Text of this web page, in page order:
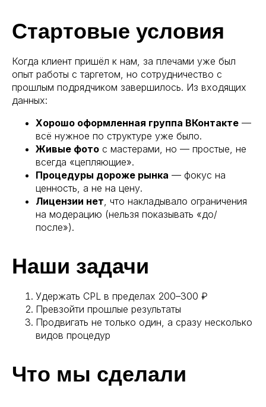
Стартовые условия
Когда клиент пришёл к нам, за плечами уже был
опыт работы с таргетом, но сотрудничество с
прошлым подрядчиком завершилось. Из входящих
данных:
Хорошо оформленная группа ВКонтакте —
всё нужное по структуре уже было.
Живые фото с мастерами, но — простые, не
всегда «цепляющие».
Процедуры дороже рынка — фокус на
ценность, а не на цену.
Лицензии нет, что накладывало ограничения
на модерацию (нельзя показывать «до/
после»).
Наши задачи
Удержать CPL в пределах 200–300 ₽
Превзойти прошлые результаты
Продвигать не только один, а сразу несколько
видов процедур
Что мы сделали